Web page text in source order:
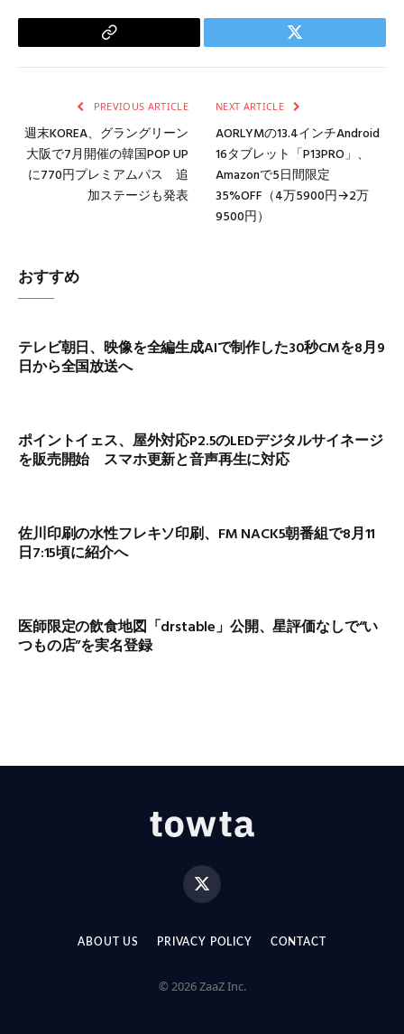
Copy
Twitter
PREVIOUS ARTICLE
週末KOREA、グラングリーン
大阪で7月開催の韓国POP UP
に770円プレミアムパス 追
加ステージも発表
NEXT ARTICLE
AORLYMの13.4インチAndroid
16タブレット「P13PRO」、
Amazonで5日間限定
35%OFF（4万5900円→2万
9500円）
おすすめ
テレビ朝日、映像を全編生成AIで制作した30秒CMを8月9
日から全国放送へ
ポイントイェス、屋外対応P2.5のLEDデジタルサイネージ
を販売開始 スマホ更新と音声再生に対応
佐川印刷の水性フレキソ印刷、FM NACK5朝番組で8月11
日7:15頃に紹介へ
医師限定の飲食地図「drstable」公開、星評価なしで“い
つもの店”を実名登録
X
(Twitter)
ABOUT US PRIVACY POLICY CONTACT
© 2026 ZaaZ Inc.